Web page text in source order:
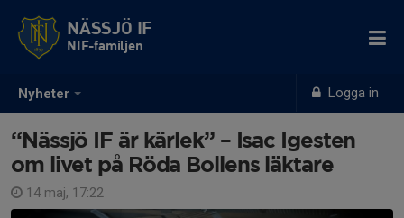
Nyheter Logga in
NÄSSJÖ IF
NIF-familjen
“Nässjö IF är kärlek” – Isac Igesten
om livet på Röda Bollens läktare
14 maj, 17:22